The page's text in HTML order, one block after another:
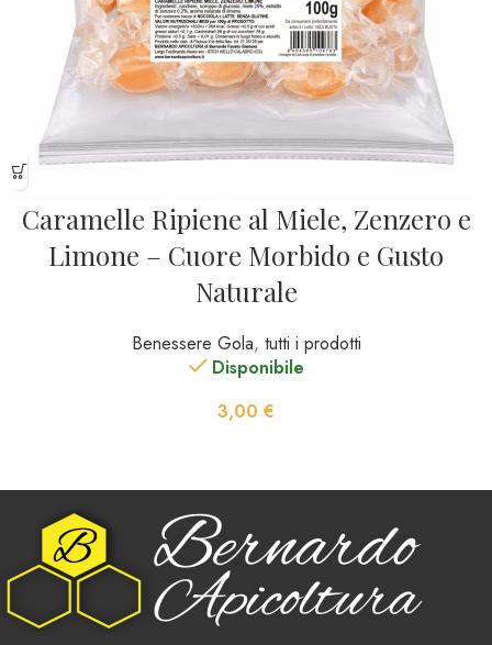
Caramelle Ripiene al Miele, Zenzero e
Limone – Cuore Morbido e Gusto
Naturale
Benessere Gola, tutti i prodotti
Disponibile
3,00 €